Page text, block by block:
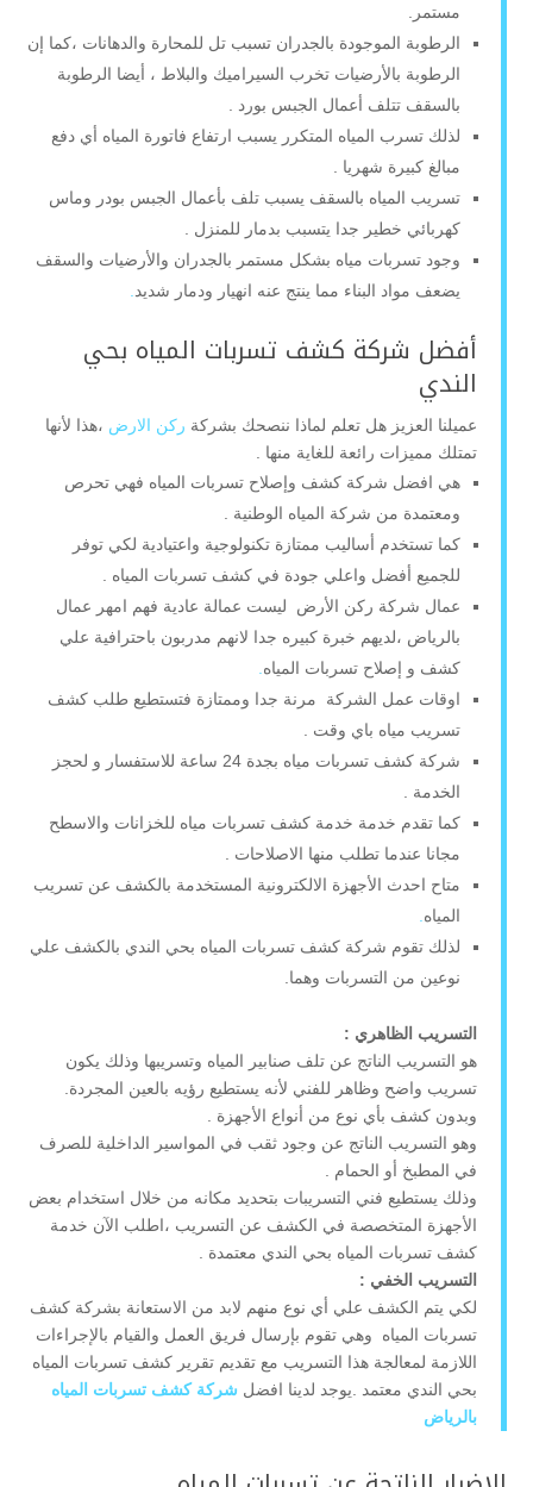
مستمر.
الرطوبة الموجودة بالجدران تسبب تل للمحارة والدهانات ،كما إن
الرطوبة بالأرضيات تخرب السيراميك والبلاط ، أيضا الرطوبة
بالسقف تتلف أعمال الجبس بورد .
لذلك تسرب المياه المتكرر يسبب ارتفاع فاتورة المياه أي دفع
مبالغ كبيرة شهريا .
تسريب المياه بالسقف يسبب تلف بأعمال الجبس بودر وماس
كهربائي خطير جدا يتسبب بدمار للمنزل .
وجود تسربات مياه بشكل مستمر بالجدران والأرضيات والسقف
يضعف مواد البناء مما ينتج عنه انهيار ودمار شديد
أفضل شركة كشف تسربات المياه بحي
الندي
عميلنا العزيز هل تعلم لماذا ننصحك بشركة ركن الارض ،هذا لأنها
تمتلك مميزات رائعة للغاية منها .
هي افضل شركة كشف وإصلاح تسربات المياه فهي تحرص
ومعتمدة من شركة المياه الوطنية .
كما تستخدم أساليب ممتازة تكنولوجية واعتيادية لكي توفر
للجميع أفضل واعلي جودة في كشف تسربات المياه .
عمال شركة ركن الأرض ليست عمالة عادية فهم امهر عمال
بالرياض ،لديهم خبرة كبيره جدا لانهم مدربون باحترافية علي
كشف و إصلاح تسربات المياه
اوقات عمل الشركة مرنة جدا وممتازة فتستطيع طلب كشف
تسريب مياه باي وقت .
شركة كشف تسربات مياه بجدة 24 ساعة للاستفسار و لحجز
الخدمة .
كما تقدم خدمة خدمة كشف تسربات مياه للخزانات والاسطح
مجانا عندما تطلب منها الاصلاحات .
متاح احدث الأجهزة الالكترونية المستخدمة بالكشف عن تسريب
المياه
لذلك تقوم شركة كشف تسربات المياه بحي الندي بالكشف علي
نوعين من التسربات وهما.
التسريب الظاهري :
هو التسريب الناتج عن تلف صنابير المياه وتسريبها وذلك يكون
تسريب واضح وظاهر للفني لأنه يستطيع رؤيه بالعين المجردة.
وبدون كشف بأي نوع من أنواع الأجهزة .
وهو التسريب الناتج عن وجود ثقب في المواسير الداخلية للصرف
في المطبخ أو الحمام .
وذلك يستطيع فني التسريبات بتحديد مكانه من خلال استخدام بعض
الأجهزة المتخصصة في الكشف عن التسريب ،اطلب الآن خدمة
كشف تسربات المياه بحي الندي معتمدة .
التسريب الخفي :
لكي يتم الكشف علي أي نوع منهم لابد من الاستعانة بشركة كشف
تسربات المياه وهي تقوم بإرسال فريق العمل والقيام بالإجراءات
اللازمة لمعالجة هذا التسريب مع تقديم تقرير كشف تسربات المياه
بحي الندي معتمد .يوجد لدينا افضل شركة كشف تسربات المياه
بالرياض